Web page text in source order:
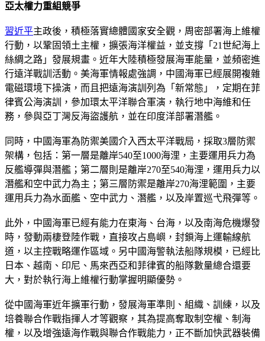
亞太權力重組競爭
習近平主政後，積極落實總體國家安全觀，周密部署海上維權
行動，以鞏固領土主權，擴張海洋權益，並支撐「21世紀海上
絲綢之路」發展規畫。近年大陸積極發展海軍能量，並頻密進
行遠洋戰訓活動。美海軍情報處強調，中國海軍已經展開複雜
電磁環境下操演，而且把遠海演訓列為「新常態」，定期在菲
律賓公海演訓，參加環太平洋聯合軍演，執行地中海維和任
務，參與亞丁灣反海盜護航，並在印度洋部署潛艦。
同時，中國海軍為防禦美國介入西太平洋戰局，採取3層防禦
架構，包括：第一層是離岸540至1000海浬，主要運用兵力為
反艦導彈與潛艦；第二層則是離岸270至540海浬，運用兵力以
潛艦和空中武力為主；第三層防禦是離岸270海浬範圍，主要
運用兵力為水面艦、空中武力、潛艦，以及岸置巡弋飛彈等。
此外，中國海軍已經有能力在東海、台海，以及南海危機爆發
時，發動兩棲登陸作戰，直接攻占島嶼，封鎖海上運輸線航
道，以主控戰略運作區域。另中國海警執法船隊規模，已經比
日本、越南、印尼、馬來西亞和菲律賓的船隊數量總合還要
大，對於執行海上維權行動掌握明顯優勢。
從中國海軍近年擴軍行動，發展海軍準則、組織、訓練，以及
培養聯合作戰指揮人才等觀察，其為提高奪取制空權、制海
權，以及增強遠海作戰與聯合作戰能力，正不斷加快武器裝備